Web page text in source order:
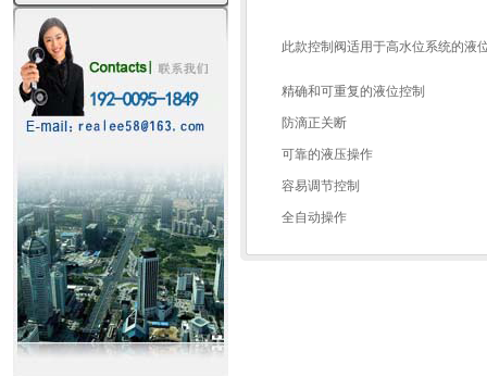
此款控制阀适用于高水位系统的液
精确和可重复的液位控制
防滴正关断
可靠的液压操作
容易调节控制
全自动操作